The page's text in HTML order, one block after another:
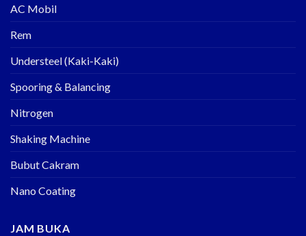
AC Mobil
Rem
Understeel (Kaki-Kaki)
Spooring & Balancing
Nitrogen
Shaking Machine
Bubut Cakram
Nano Coating
JAM BUKA